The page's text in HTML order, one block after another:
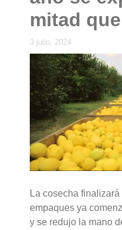
mitad
3 julio, 2024
La cosecha
empaques ya
y se redujo la mano